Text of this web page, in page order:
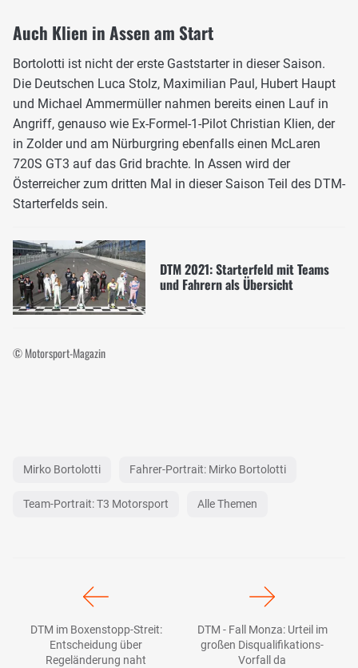
Auch Klien in Assen am Start
Bortolotti ist nicht der erste Gaststarter in dieser Saison.
Die Deutschen Luca Stolz, Maximilian Paul, Hubert Haupt
und Michael Ammermüller nahmen bereits einen Lauf in
Angriff, genauso wie Ex-Formel-1-Pilot Christian Klien, der
in Zolder und am Nürburgring ebenfalls einen McLaren
720S GT3 auf das Grid brachte. In Assen wird der
Österreicher zum dritten Mal in dieser Saison Teil des DTM-
Starterfelds sein.
DTM 2021: Starterfeld mit Teams
und Fahrern als Übersicht
© Motorsport-Magazin
Mirko Bortolotti Fahrer-Portrait: Mirko Bortolotti
Team-Portrait: T3 Motorsport Alle Themen
DTM im Boxenstopp-Streit:
Entscheidung über
Regeländerung naht
DTM - Fall Monza: Urteil im
großen Disqualifikations-
Vorfall da